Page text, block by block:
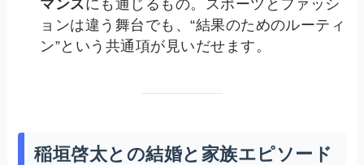
マンスにも通じるもの。スポーツとファッシ
ョンは違う舞台でも、“結果のためのルーティ
ン”という共通項が見いだせます。
稲垣啓太との結婚と家族エピソード